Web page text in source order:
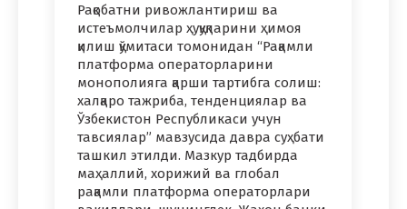
Рақобатни ривожлантириш ва
истеъмолчилар ҳуқуқларини ҳимоя
қилиш қўмитаси томонидан “Рақамли
платформа операторларини
монополияга қарши тартибга солиш:
халқаро тажриба, тенденциялар ва
Ўзбекистон Республикаси учун
тавсиялар” мавзусида давра суҳбати
ташкил этилди. Мазкур тадбирда
маҳаллий, хорижий ва глобал
рақамли платформа операторлари